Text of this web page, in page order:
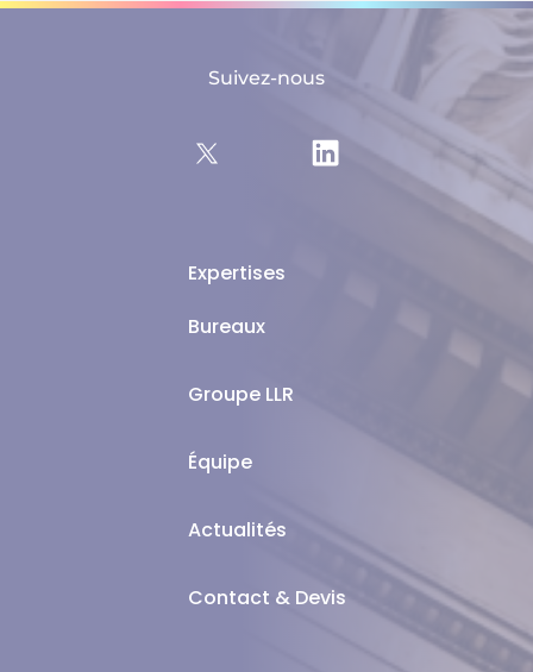
Expertises
Bureaux
Groupe LLR
Équipe
Actualités
Contact & Devis
Suivez-nous